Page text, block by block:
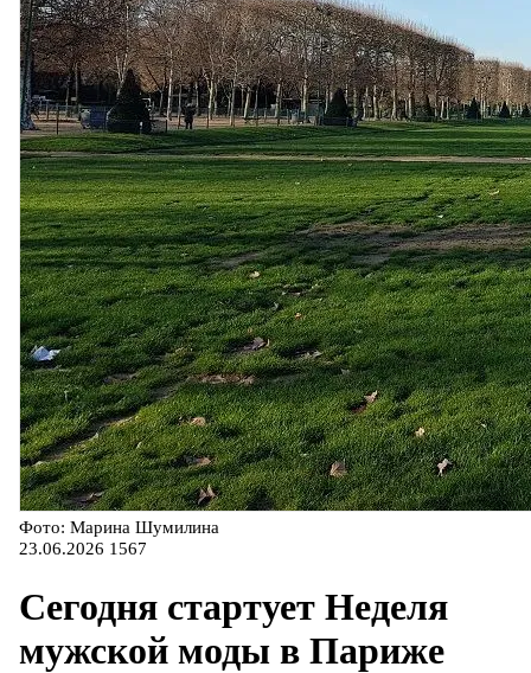
Фото: Марина Шумилина
23.06.2026 1567
Сегодня стартует Неделя
мужской моды в Париже